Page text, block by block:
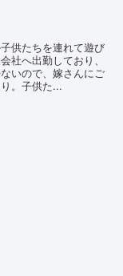
供たちを連れて遊び
社へ出勤しており、
いので、嫁さんにご
。子供た...